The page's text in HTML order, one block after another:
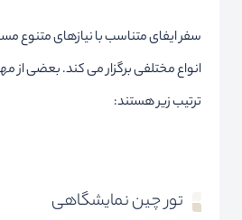
سفر ایفای متناسب با نیازهای متنوع
انواع مختلفی برگزار می کند. بعضی از
ترتیب زیر هستند:
تور چین نمایشگاهی